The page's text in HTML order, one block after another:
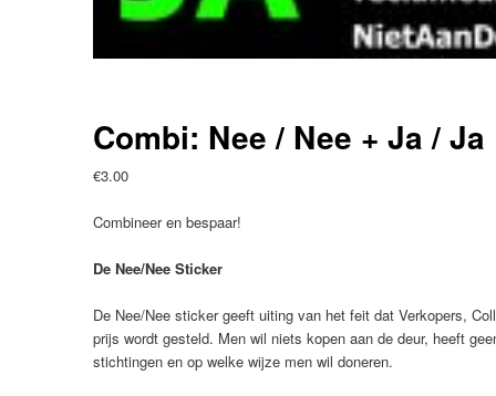
Combi: Nee / Nee + Ja /
€3.00
Combineer en bespaar!
De Nee/Nee Sticker
De Nee/Nee sticker geeft uiting van het feit dat Verkopers,
prijs wordt gesteld. Men wil niets kopen aan de deur, heeft
stichtingen en op welke wijze men wil doneren.